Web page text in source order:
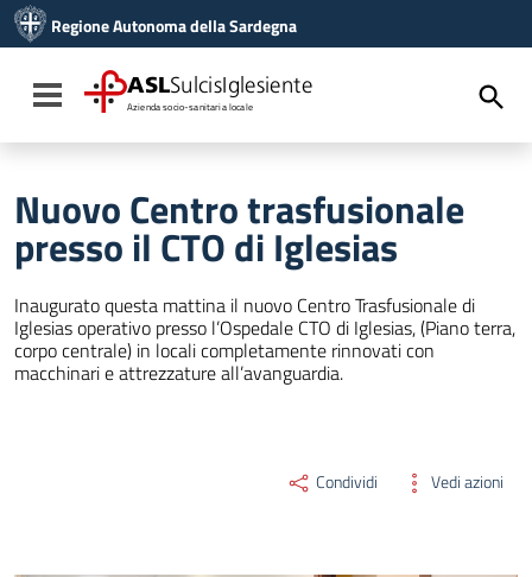
Vai al menu di navigazione
Vai al footer
Regione Autonoma della Sardegna
Toggle navigation
ASLSulcisIglesiente
Azienda socio-sanitaria locale
Nuovo Centro trasfusionale
presso il CTO di Iglesias
Inaugurato questa mattina il nuovo Centro Trasfusionale di
Iglesias operativo presso l’Ospedale CTO di Iglesias, (Piano terra,
corpo centrale) in locali completamente rinnovati con
macchinari e attrezzature all’avanguardia.
Condividi Vedi azioni